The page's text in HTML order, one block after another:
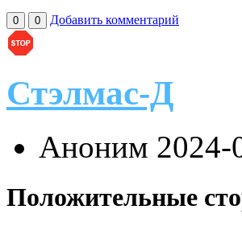
0 0 Добавить комментарий
Стэлмас-Д
Аноним
Положительные